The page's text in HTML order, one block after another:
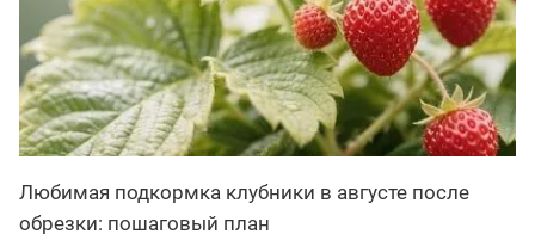
Любимая подкормка клубники в августе после
обрезки: пошаговый план